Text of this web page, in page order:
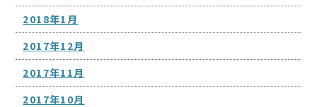
2018年1月
2017年12月
2017年11月
2017年10月